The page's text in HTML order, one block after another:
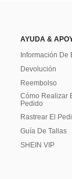
AYUDA &
Información De
Devolución
Reembolso
Cómo Realizar
Pedido
Rastrear El
Guía De Tallas
SHEIN VIP